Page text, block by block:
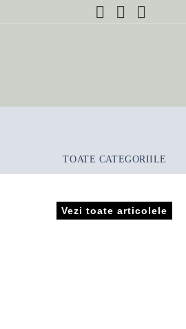
TOATE CATEGORIILE
Vezi toate articolele